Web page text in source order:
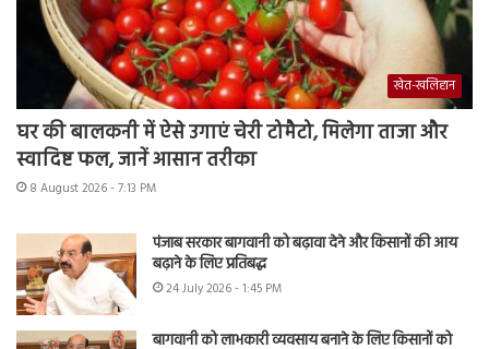
खेत-खलिहान
घर की बालकनी में ऐसे उगाएं चेरी टोमैटो, मिलेगा ताजा और
स्वादिष्ट फल, जानें आसान तरीका
8 August 2026 - 7:13 PM
पंजाब सरकार बागवानी को बढ़ावा देने और किसानों की आय
बढ़ाने के लिए प्रतिबद्ध
24 July 2026 - 1:45 PM
बागवानी को लाभकारी व्यवसाय बनाने के लिए किसानों को